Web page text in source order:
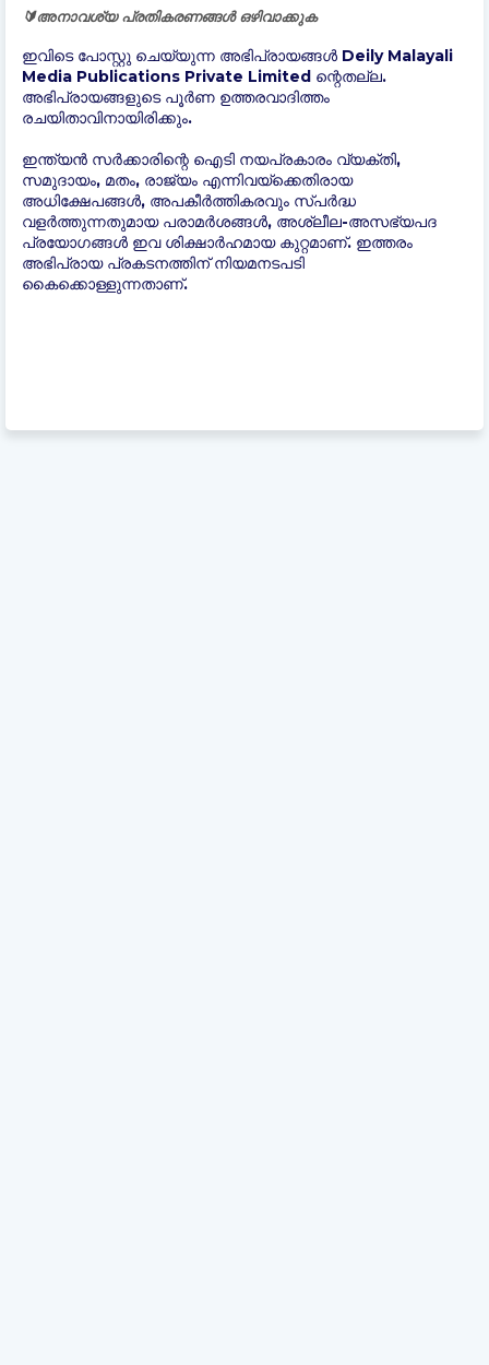
🔰അനാവശ്യ പ്രതികരണങ്ങൾ ഒഴിവാക്കുക
ഇവിടെ പോസ്റ്റു ചെയ്യുന്ന അഭിപ്രായങ്ങൾ Deily Malayali
Media Publications Private Limited ന്റെതല്ല.
അഭിപ്രായങ്ങളുടെ പൂർണ ഉത്തരവാദിത്തം
രചയിതാവിനായിരിക്കും.
ഇന്ത്യന്‍ സർക്കാരിന്റെ ഐടി നയപ്രകാരം വ്യക്തി,
സമുദായം, മതം, രാജ്യം എന്നിവയ്ക്കെതിരായ
അധിക്ഷേപങ്ങൾ, അപകീർത്തികരവും സ്പർദ്ധ
വളർത്തുന്നതുമായ പരാമർശങ്ങൾ, അശ്ലീല-അസഭ്യപദ
പ്രയോഗങ്ങൾ ഇവ ശിക്ഷാർഹമായ കുറ്റമാണ്. ഇത്തരം
അഭിപ്രായ പ്രകടനത്തിന് നിയമനടപടി
കൈക്കൊള്ളുന്നതാണ്.